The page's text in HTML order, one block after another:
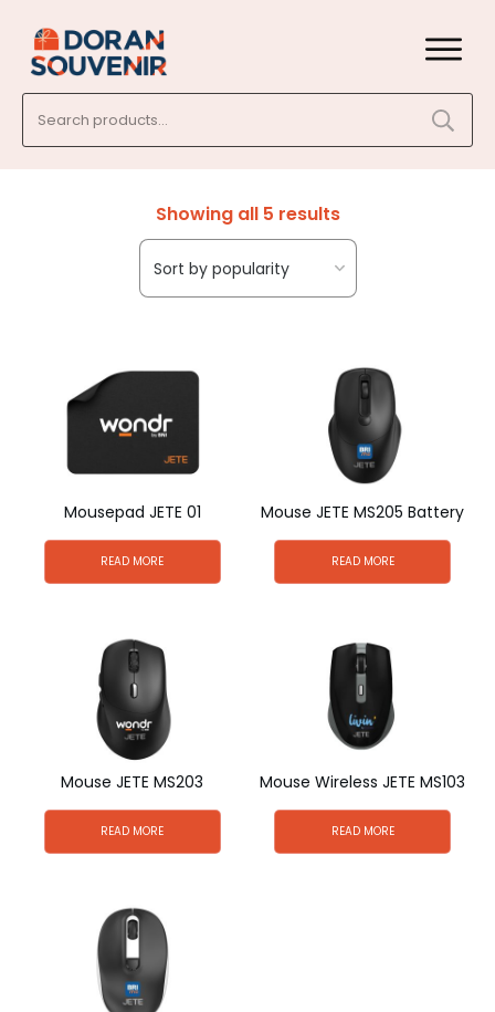
for:
Showing all 5 results
Mousepad JETE 01
READ MORE
Mouse JETE MS205 Battery
READ MORE
Mouse JETE MS203
READ MORE
Mouse Wireless JETE MS103
READ MORE